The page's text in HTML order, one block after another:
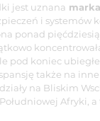
jest uznana
i systemów
ponad
pod koniec
także na
na Bliskim
Afryki,